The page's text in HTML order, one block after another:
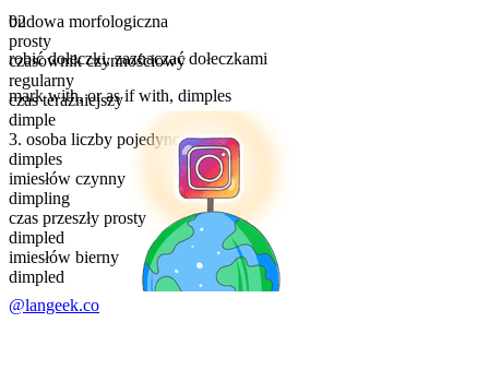
budowa morfologiczna
prosty
czasownik czynnościowy
regularny
czas teraźniejszy
dimple
3. osoba liczby pojedynczej
dimples
imiesłów czynny
dimpling
czas przeszły prosty
dimpled
imiesłów bierny
dimpled
02
robić dołeczki,zaznaczać dołeczkami
mark with, or as if with, dimples
@langeek.co